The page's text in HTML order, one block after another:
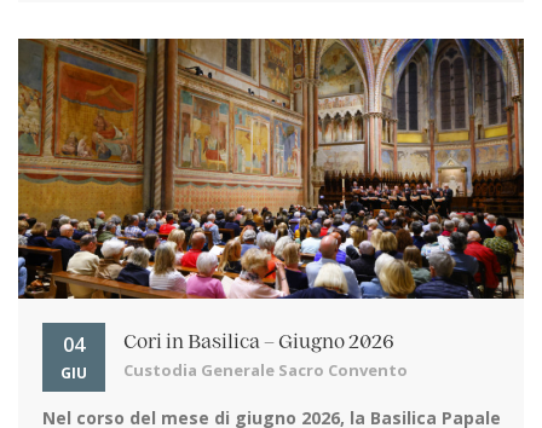
04
GIU
Cori in Basilica – Giugno 2026
Custodia Generale Sacro Convento
Nel corso del mese di giugno 2026, la Basilica Papale